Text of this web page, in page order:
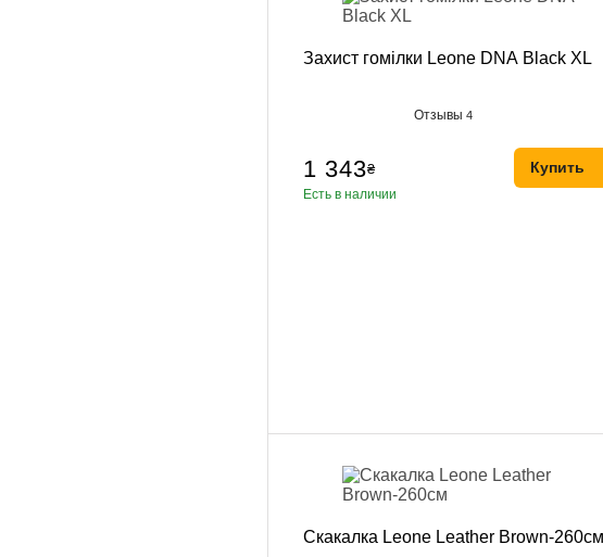
Захист гомілки Leone DNA Black XL
Отзывы4
1 343₴
Есть в наличии
Купить
Скакалка Leone Leather Brown-260см